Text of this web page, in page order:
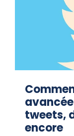
tweets,
encore